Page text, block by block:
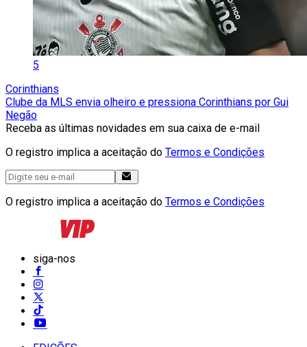
5
Corinthians
Clube da MLS envia olheiro e pressiona Corinthians por Gui
Negão
Receba as últimas novidades em sua caixa de e-mail
O registro implica a aceitação do Termos e Condições
O registro implica a aceitação do Termos e Condições
siga-nos